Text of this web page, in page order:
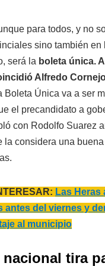
para todos, y no
sino también en
será la boleta única.
Alfredo
Boleta Única va a ser
el precandidato a
con Rodolfo Suarez
la considera una
Las Heras
antes del viernes y
al municipio
tira